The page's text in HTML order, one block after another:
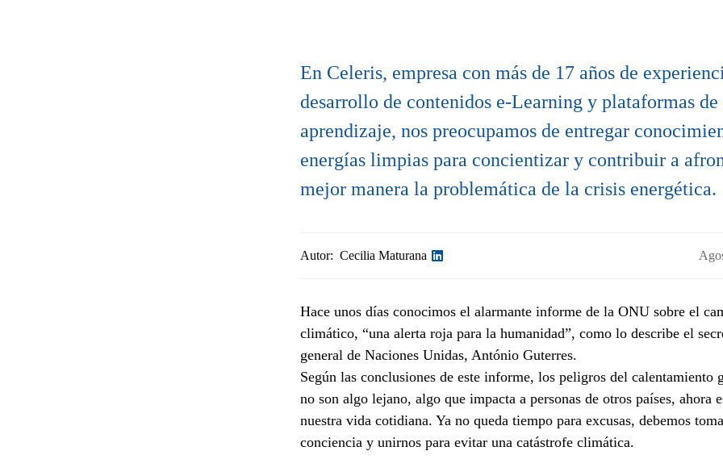
En Celeris, empresa con más de 17 años de
desarrollo de contenidos e-Learning y plataformas de
aprendizaje, nos preocupamos de entregar
energías limpias para concientizar y contribuir a
mejor manera la problemática de la crisis energética.
Autor: Cecilia Maturana
Hace unos días conocimos el alarmante informe de la ONU sobre el
climático, “una alerta roja para la humanidad”, como lo describe el
general de Naciones Unidas, António Guterres.
Según las conclusiones de este informe, los peligros del calentamiento
no son algo lejano, algo que impacta a personas de otros países, ahora
nuestra vida cotidiana. Ya no queda tiempo para excusas, debemos
conciencia y unirnos para evitar una catástrofe climática.